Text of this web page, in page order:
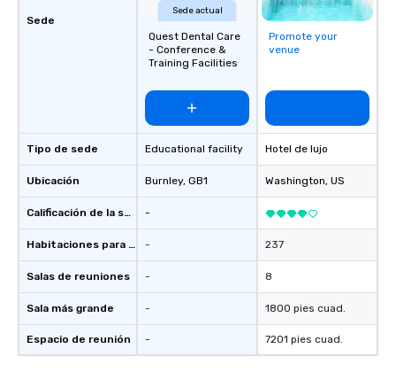
Sede
Tipo de sede
Ubicación
Calificación de la sede
Habitaciones para huéspedes
Salas de reuniones
Sala más grande
Espacio de reunión
Sede actual
Quest Dental Care
- Conference &
Training Facilities
Educational facility
Burnley, GB1
-
-
-
-
-
Promote your
venue
Hotel de lujo
Washington, US
237
8
1800 pies cuad.
7201 pies cuad.